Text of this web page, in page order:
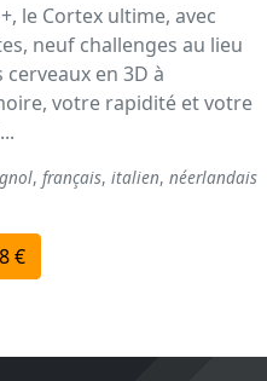
le Cortex ultime, avec
neuf challenges au lieu
en 3D à
votre rapidité et votre
, français, italien, néerlandais
€